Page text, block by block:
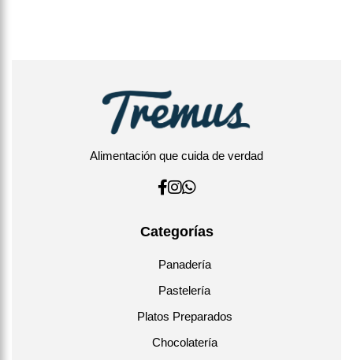
Alimentación que cuida de verdad
Categorías
Panadería
Pastelería
Platos Preparados
Chocolatería